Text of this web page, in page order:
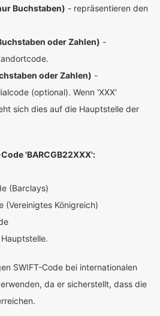
Buchstaben) - repräsentieren den
oder Zahlen) -
oder Zahlen) -
(optional). Wenn 'XXX'
sich dies auf die Hauptstelle der
'BARCGB22XXX':
(Barclays)
(Vereinigtes Königreich)
SWIFT-Code bei internationalen
da er sicherstellt, dass die